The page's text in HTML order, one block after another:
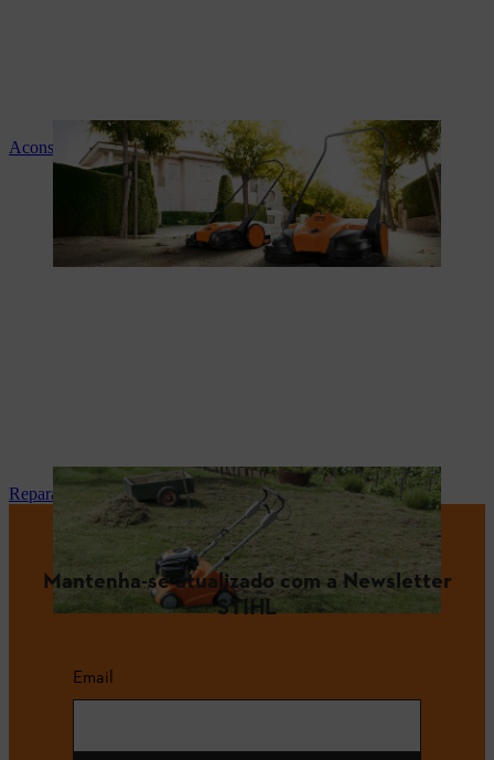
Aconselhamento e instruções sobre os produtos
Reparação e manutenção
Mantenha-se atualizado com a Newsletter
STIHL
Email